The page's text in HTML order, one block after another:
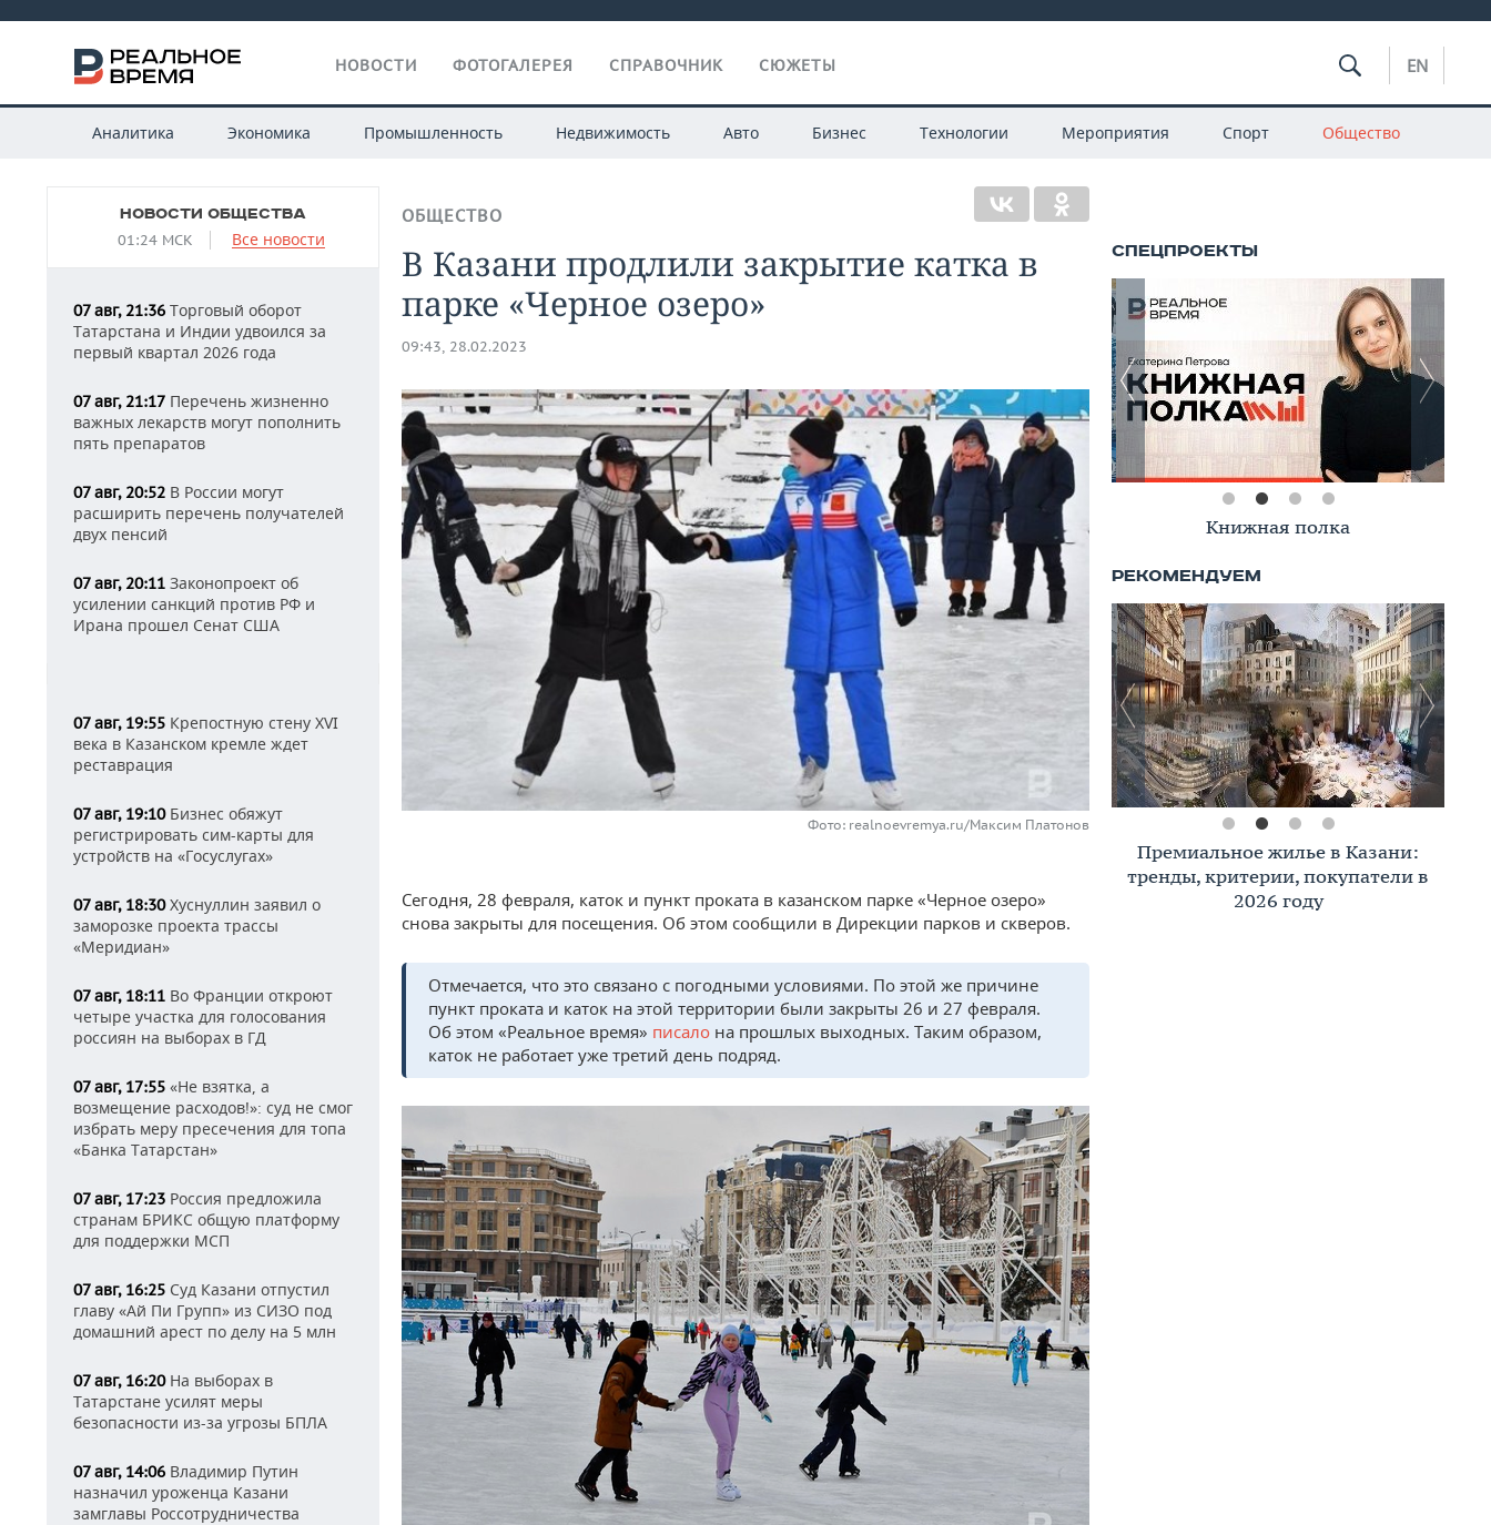
НОВОСТИ ФОТОГАЛЕРЕЯ СПРАВОЧНИК СЮЖЕТЫ EN
Аналитика Экономика Промышленность Недвижимость Авто Бизнес Технологии Мероприятия Спорт Общество
НОВОСТИ ОБЩЕСТВА
01:24 МСК Все новости
07 авг, 21:36 Торговый оборот
Татарстана и Индии удвоился за
первый квартал 2026 года
07 авг, 21:17 Перечень жизненно
важных лекарств могут пополнить
пять препаратов
07 авг, 20:52 В России могут
расширить перечень получателей
двух пенсий
07 авг, 20:11 Законопроект об
усилении санкций против РФ и
Ирана прошел Сенат США
07 авг, 19:55 Крепостную стену XVI
века в Казанском кремле ждет
реставрация
07 авг, 19:10Бизнес обяжут
регистрировать сим-карты для
устройств на «Госуслугах»
07 авг, 18:30Хуснуллин заявил о
заморозке проекта трассы
«Меридиан»
07 авг, 18:11 Во Франции откроют
четыре участка для голосования
россиян на выборах в ГД
07 авг, 17:55 «Не взятка, а
возмещение расходов!»: суд не смог
избрать меру пресечения для топа
«Банка Татарстан»
07 авг, 17:23 Россия предложила
странам БРИКС общую платформу
для поддержки МСП
07 авг, 16:25 Суд Казани отпустил
главу «Ай Пи Групп» из СИЗО под
домашний арест по делу на 5 млн
07 авг, 16:20На выборах в
Татарстане усилят меры
безопасности из-за угрозы БПЛА
07 авг, 14:06 Владимир Путин
назначил уроженца Казани
замглавы Россотрудничества
ОБЩЕСТВО
В Казани продлили закрытие катка в
парке «Черное озеро»
09:43, 28.02.2023
Фото: realnoevremya.ru/Максим Платонов
Сегодня, 28 февраля, каток и пункт проката в казанском парке «Черное озеро»
снова закрыты для посещения. Об этом сообщили в Дирекции парков и скверов.
Отмечается, что это связано с погодными условиями. По этой же причине
пункт проката и каток на этой территории были закрыты 26 и 27 февраля.
Об этом «Реальное время» писало на прошлых выходных. Таким образом,
каток не работает уже третий день подряд.
Книжная полка
Премиальное жилье в Казани:
тренды, критерии, покупатели в
2026 году